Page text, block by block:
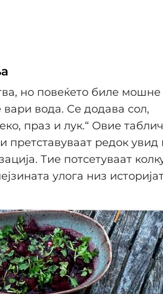
но повеќето биле мошне
вода. Се додава сол,
праз и лук.“ Овие
претставуваат редок увид
Тие потсетуваат
улога низ